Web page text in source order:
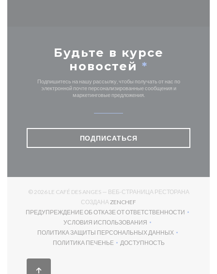
Будьте в курсе
новостей *
Подпишитесь на нашу рассылку, чтобы получать от нас по
электронной почте персонализированные сообщения и
маркетинговые предложения.
ПОДПИСАТЬСЯ
© 2026 LE CAFÉ DES ANGES — ВЕБ-СТРАНИЦА РЕСТОРАНА
СОЗДАНАZENCHEF
ПРЕДУПРЕЖДЕНИЕ ОБ ОТКАЗЕ ОТ ОТВЕТСТВЕННОСТИ
((ОТКРЫВАЕТСЯ В НОВОМ ОКНЕ))
УСЛОВИЯ ИСПОЛЬЗОВАНИЯ
((ОТКРЫВАЕТСЯ В НОВОМ ОКНЕ))
ПОЛИТИКА ЗАЩИТЫ ПЕРСОНАЛЬНЫХ ДАННЫХ
((ОТКРЫВАЕТСЯ В НОВОМ ОКНЕ))
ПОЛИТИКА ПЕЧЕНЬЕ
((ОТКРЫВАЕТСЯ В НОВОМ ОКНЕ))
ДОСТУПНОСТЬ
((ОТКРЫВАЕТСЯ В